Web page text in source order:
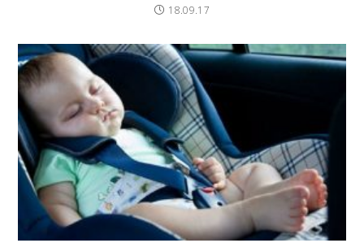
18.09.17